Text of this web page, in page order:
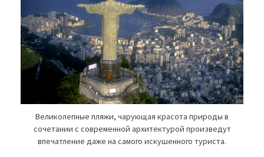
Великолепные пляжи, чарующая красота природы в
сочетании с современной архитектурой произведут
впечатление даже на самого искушенного туриста.